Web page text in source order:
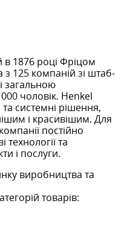
1876 році Фріцом
125 компаній зі штаб-
загальною
чоловік. Henkel
системні рішення,
і красивішим. Для
постійно
та
і послуги.
виробництва та
товарів: